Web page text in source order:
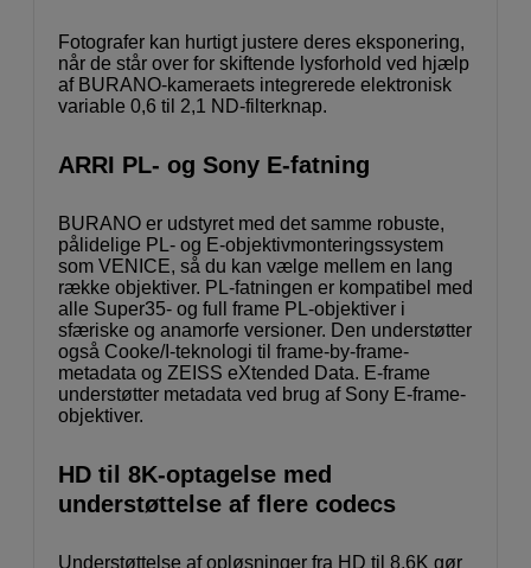
Fotografer kan hurtigt justere deres eksponering,
når de står over for skiftende lysforhold ved hjælp
af BURANO-kameraets integrerede elektronisk
variable 0,6 til 2,1 ND-filterknap.
ARRI PL- og Sony E-fatning
BURANO er udstyret med det samme robuste,
pålidelige PL- og E-objektivmonteringssystem
som VENICE, så du kan vælge mellem en lang
række objektiver. PL-fatningen er kompatibel med
alle Super35- og full frame PL-objektiver i
sfæriske og anamorfe versioner. Den understøtter
også Cooke/I-teknologi til frame-by-frame-
metadata og ZEISS eXtended Data. E-frame
understøtter metadata ved brug af Sony E-frame-
objektiver.
HD til 8K-optagelse med
understøttelse af flere codecs
Understøttelse af opløsninger fra HD til 8,6K gør